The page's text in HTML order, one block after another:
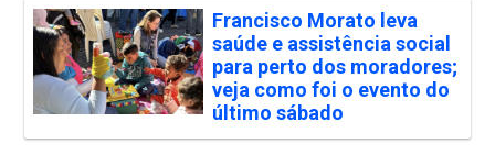
Francisco Morato leva
saúde e assistência social
para perto dos moradores;
veja como foi o evento do
último sábado